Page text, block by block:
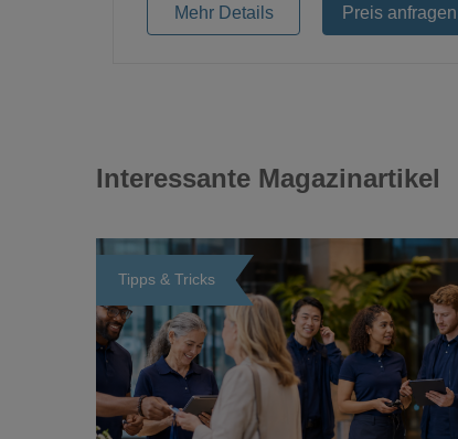
Mehr Details Preis anfragen
Interessante Magazinartikel
Tipps & Tricks
Loading...